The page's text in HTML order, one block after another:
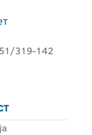
319-142